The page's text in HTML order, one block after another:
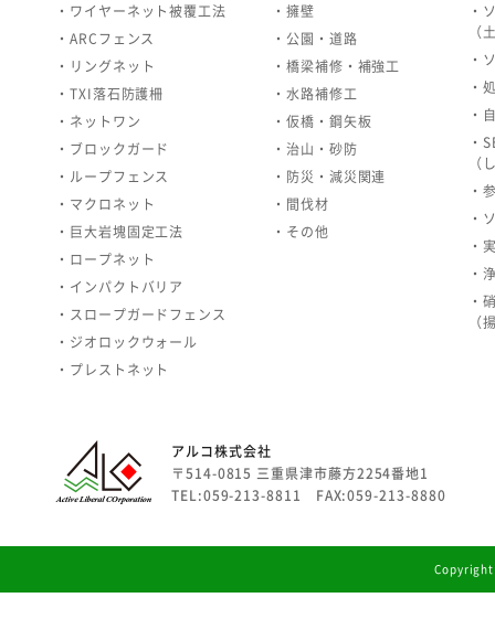
・ワイヤーネット被覆工法
・ARCフェンス
・リングネット
・TXI落石防護柵
・ネットワン
・ブロックガード
・ループフェンス
・マクロネット
・巨大岩塊固定工法
・ロープネット
・インパクトバリア
・スロープガードフェンス
・ジオロックウォール
・プレストネット
・擁壁
・公園・道路
・橋梁補修・補強工
・水路補修工
・仮橋・鋼矢板
・治山・砂防
・防災・減災関連
・間伐材
・その他
・
（
・
・
・
・
（
・
・
・
・
・
（
アルコ株式会社
〒514-0815 三重県津市藤方2254番地1
TEL:059-213-8811 FAX:059-213-8880
Copyright